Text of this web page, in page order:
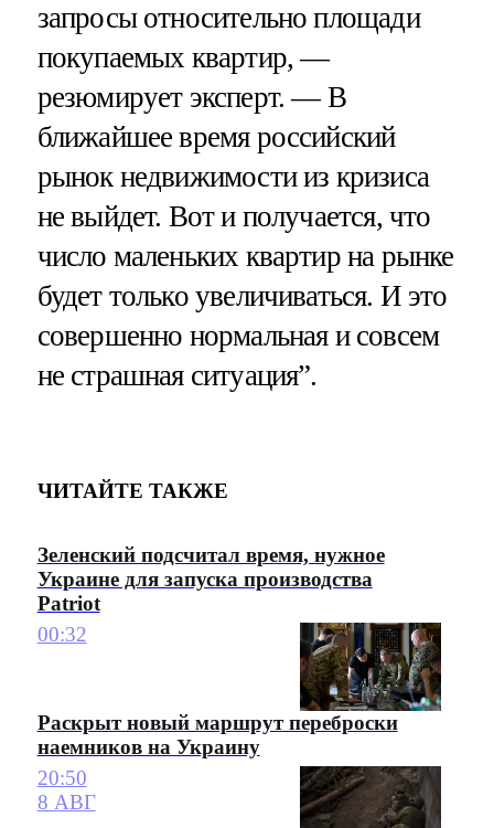
запросы относительно площади
покупаемых квартир, —
резюмирует эксперт. — В
ближайшее время российский
рынок недвижимости из кризиса
не выйдет. Вот и получается, что
число маленьких квартир на рынке
будет только увеличиваться. И это
совершенно нормальная и совсем
не страшная ситуация”.
ЧИТАЙТЕ ТАКЖЕ
Зеленский подсчитал время, нужное
Украине для запуска производства
Patriot
00:32
Раскрыт новый маршрут переброски
наемников на Украину
20:50
8 АВГ